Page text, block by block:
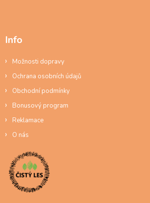
Info
Možnosti dopravy
Ochrana osobních údajů
Obchodní podmínky
Bonusový program
Reklamace
O nás